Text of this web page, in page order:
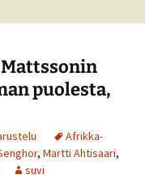
puolesta,
Afrikka-
, Martti Ahtisaari,
suvi